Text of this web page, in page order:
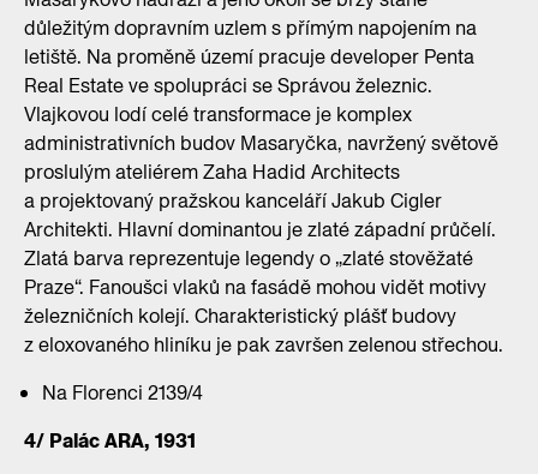
důležitým dopravním uzlem s přímým napojením na
letiště. Na proměně území pracuje developer Penta
Real Estate ve spolupráci se Správou železnic.
Vlajkovou lodí celé transformace je komplex
administrativních budov Masaryčka, navržený světově
proslulým ateliérem Zaha Hadid Architects
a projektovaný pražskou kanceláří Jakub Cigler
Architekti. Hlavní dominantou je zlaté západní průčelí.
Zlatá barva reprezentuje legendy o „zlaté stověžaté
Praze“. Fanoušci vlaků na fasádě mohou vidět motivy
železničních kolejí. Charakteristický plášť budovy
z eloxovaného hliníku je pak završen zelenou střechou.
Na Florenci 2139/4
4/ Palác ARA, 1931